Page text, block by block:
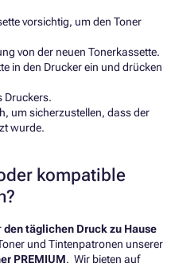
vorsichtig, um den Toner
von der neuen Tonerkassette.
in den Drucker ein und drücken
Druckers.
um sicherzustellen, dass der
wurde.
kompatible
den täglichen Druck zu Hause
und Tintenpatronen unserer
PREMIUM. Wir bieten auf